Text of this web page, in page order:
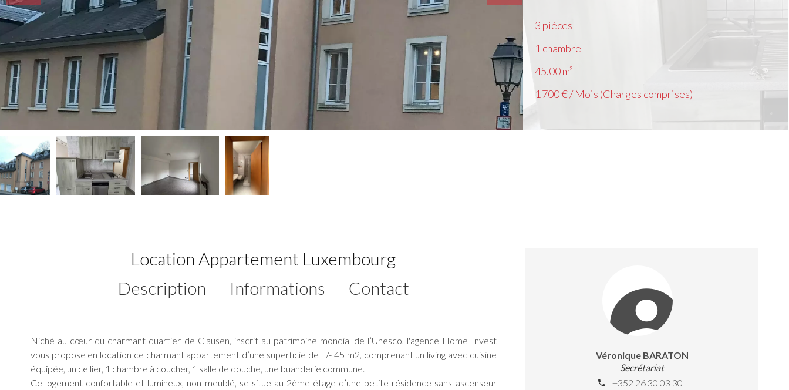
3 pièces
1 chambre
45.00m²
1 700 € / Mois (Charges comprises)
Location Appartement Luxembourg
Description
Informations Contact
Niché au cœur du charmant quartier de Clausen, inscrit au patrimoine mondial de l’Unesco, l'agence Home Invest
vous propose en location ce charmant appartement d’une superficie de +/- 45 m2, comprenant un living avec cuisine
équipée, un cellier, 1 chambre à coucher, 1 salle de douche, une buanderie commune.
Ce logement confortable et lumineux, non meublé, se situe au 2ème étage d’une petite résidence sans ascenseur
Véronique BARATON
Secrétariat
+352 26 30 03 30